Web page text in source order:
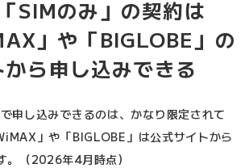
SIMのみ」の契約は
」や「BIGLOBE」の
ら申し込みできる
申し込みできるのは、かなり限定されて
」や「BIGLOBE」は公式サイトから
。（2026年4月時点）